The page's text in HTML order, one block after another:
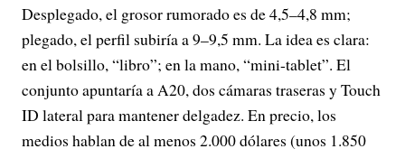
Desplegado, el grosor rumorado es de 4,5–4,8 mm;
plegado, el perfil subiría a 9–9,5 mm. La idea es clara:
en el bolsillo, “libro”; en la mano, “mini-tablet”. El
conjunto apuntaría a A20, dos cámaras traseras y Touch
ID lateral para mantener delgadez. En precio, los
medios hablan de al menos 2.000 dólares (unos 1.850